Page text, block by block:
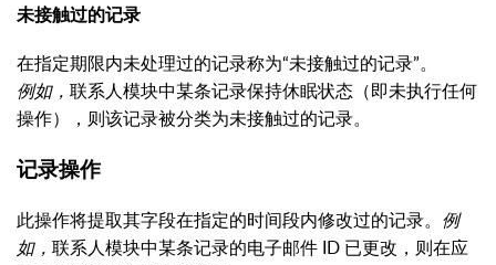
未接触过的记录
在指定期限内未处理过的记录称为“未接触过的记录”。
例如， 联系人模块中某条记录保持休眠状态（即未执行任何
操作），则该记录被分类为未接触过的记录。
记录操作
此操作将提取其字段在指定的时间段内修改过的记录。 例
如， 联系人模块中某条记录的电子邮件 ID 已更改，则在应